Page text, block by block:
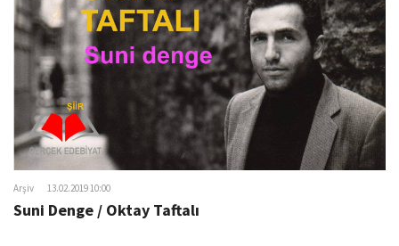
Arşiv 13.02.2019 10:00
Suni Denge / Oktay Taftalı